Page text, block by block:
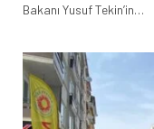
Bakanı Yusuf Tekin’in…